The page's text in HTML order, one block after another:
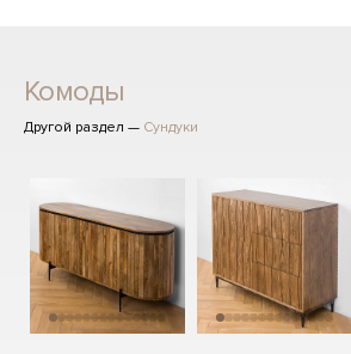
Комоды
Другой раздел — Сундуки